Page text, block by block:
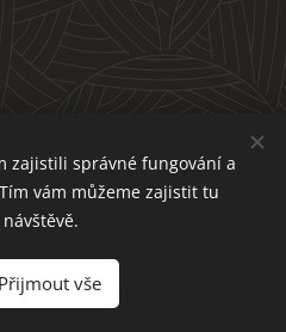
zajistili správné fungování a
vám můžeme zajistit tu
Přijmout vše